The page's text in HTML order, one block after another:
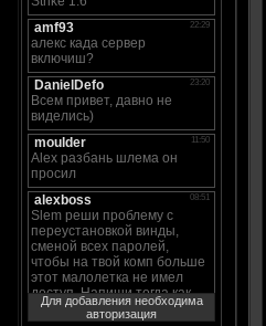
Для добавления необходима
авторизация